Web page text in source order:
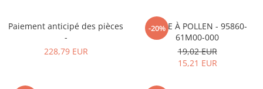
Paiement anticipé des pièces
-
228,79 EUR
-20%
FILTRE À POLLEN - 95860-
61M00-000
19,02 EUR
15,21 EUR